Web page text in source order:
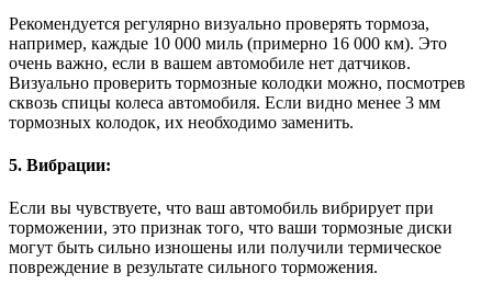
Рекомендуется регулярно визуально проверять тормоза,
например, каждые 10 000 миль (примерно 16 000 км). Это
очень важно, если в вашем автомобиле нет датчиков.
Визуально проверить тормозные колодки можно, посмотрев
сквозь спицы колеса автомобиля. Если видно менее 3 мм
тормозных колодок, их необходимо заменить.
5. Вибрации:
Если вы чувствуете, что ваш автомобиль вибрирует при
торможении, это признак того, что ваши тормозные диски
могут быть сильно изношены или получили термическое
повреждение в результате сильного торможения.